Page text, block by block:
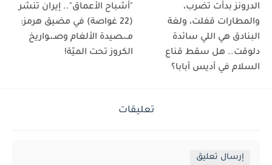
الدرونز بدأت تضرب،
والمطارات قفلت، ولغة
البنادق هي اللي سائدة
دلوقت.. هل سقط قناع
السلام في أديس أبابا؟
"أشباح الأعماق".. إيران تنشر
(22 غواصة) في مضيق هرمز:
مـ،ـصيدة الألغام وصـ،ـواريخ
الكروز تحت الميّة!
تعليقات
إرسال تعليق